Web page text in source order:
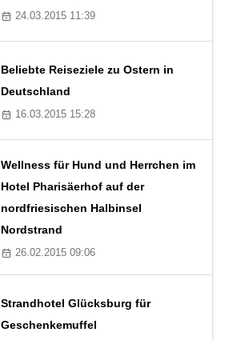
24.03.2015 11:39
Beliebte Reiseziele zu Ostern in
Deutschland
16.03.2015 15:28
Wellness für Hund und Herrchen im
Hotel Pharisäerhof auf der
nordfriesischen Halbinsel
Nordstrand
26.02.2015 09:06
Strandhotel Glücksburg für
Geschenkemuffel